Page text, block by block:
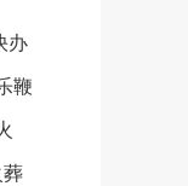
办
鞭